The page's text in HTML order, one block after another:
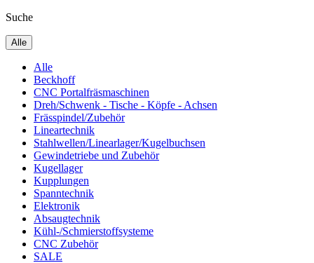
Suche
Alle
Alle
Beckhoff
CNC Portalfräsmaschinen
Dreh/Schwenk - Tische - Köpfe - Achsen
Frässpindel/Zubehör
Lineartechnik
Stahlwellen/Linearlager/Kugelbuchsen
Gewindetriebe und Zubehör
Kugellager
Kupplungen
Spanntechnik
Elektronik
Absaugtechnik
Kühl-/Schmierstoffsysteme
CNC Zubehör
SALE